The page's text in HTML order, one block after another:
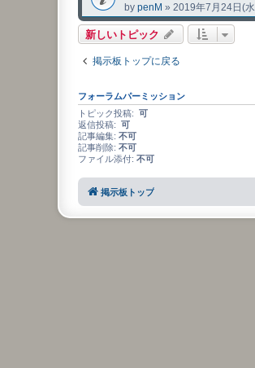
by penM » 2019年7月24日(
新しいトピック
掲示板トップに戻る
フォーラムパーミッション
トピック投稿: 可
返信投稿: 可
記事編集: 不可
記事削除: 不可
ファイル添付: 不可
掲示板トップ